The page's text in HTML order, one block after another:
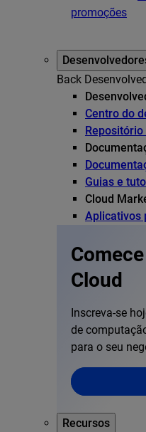
promoções
Back
Centro do
Guias e
Cloud
Aplicativos
Cloud
Inscreva-se
de
para o seu
Recursos